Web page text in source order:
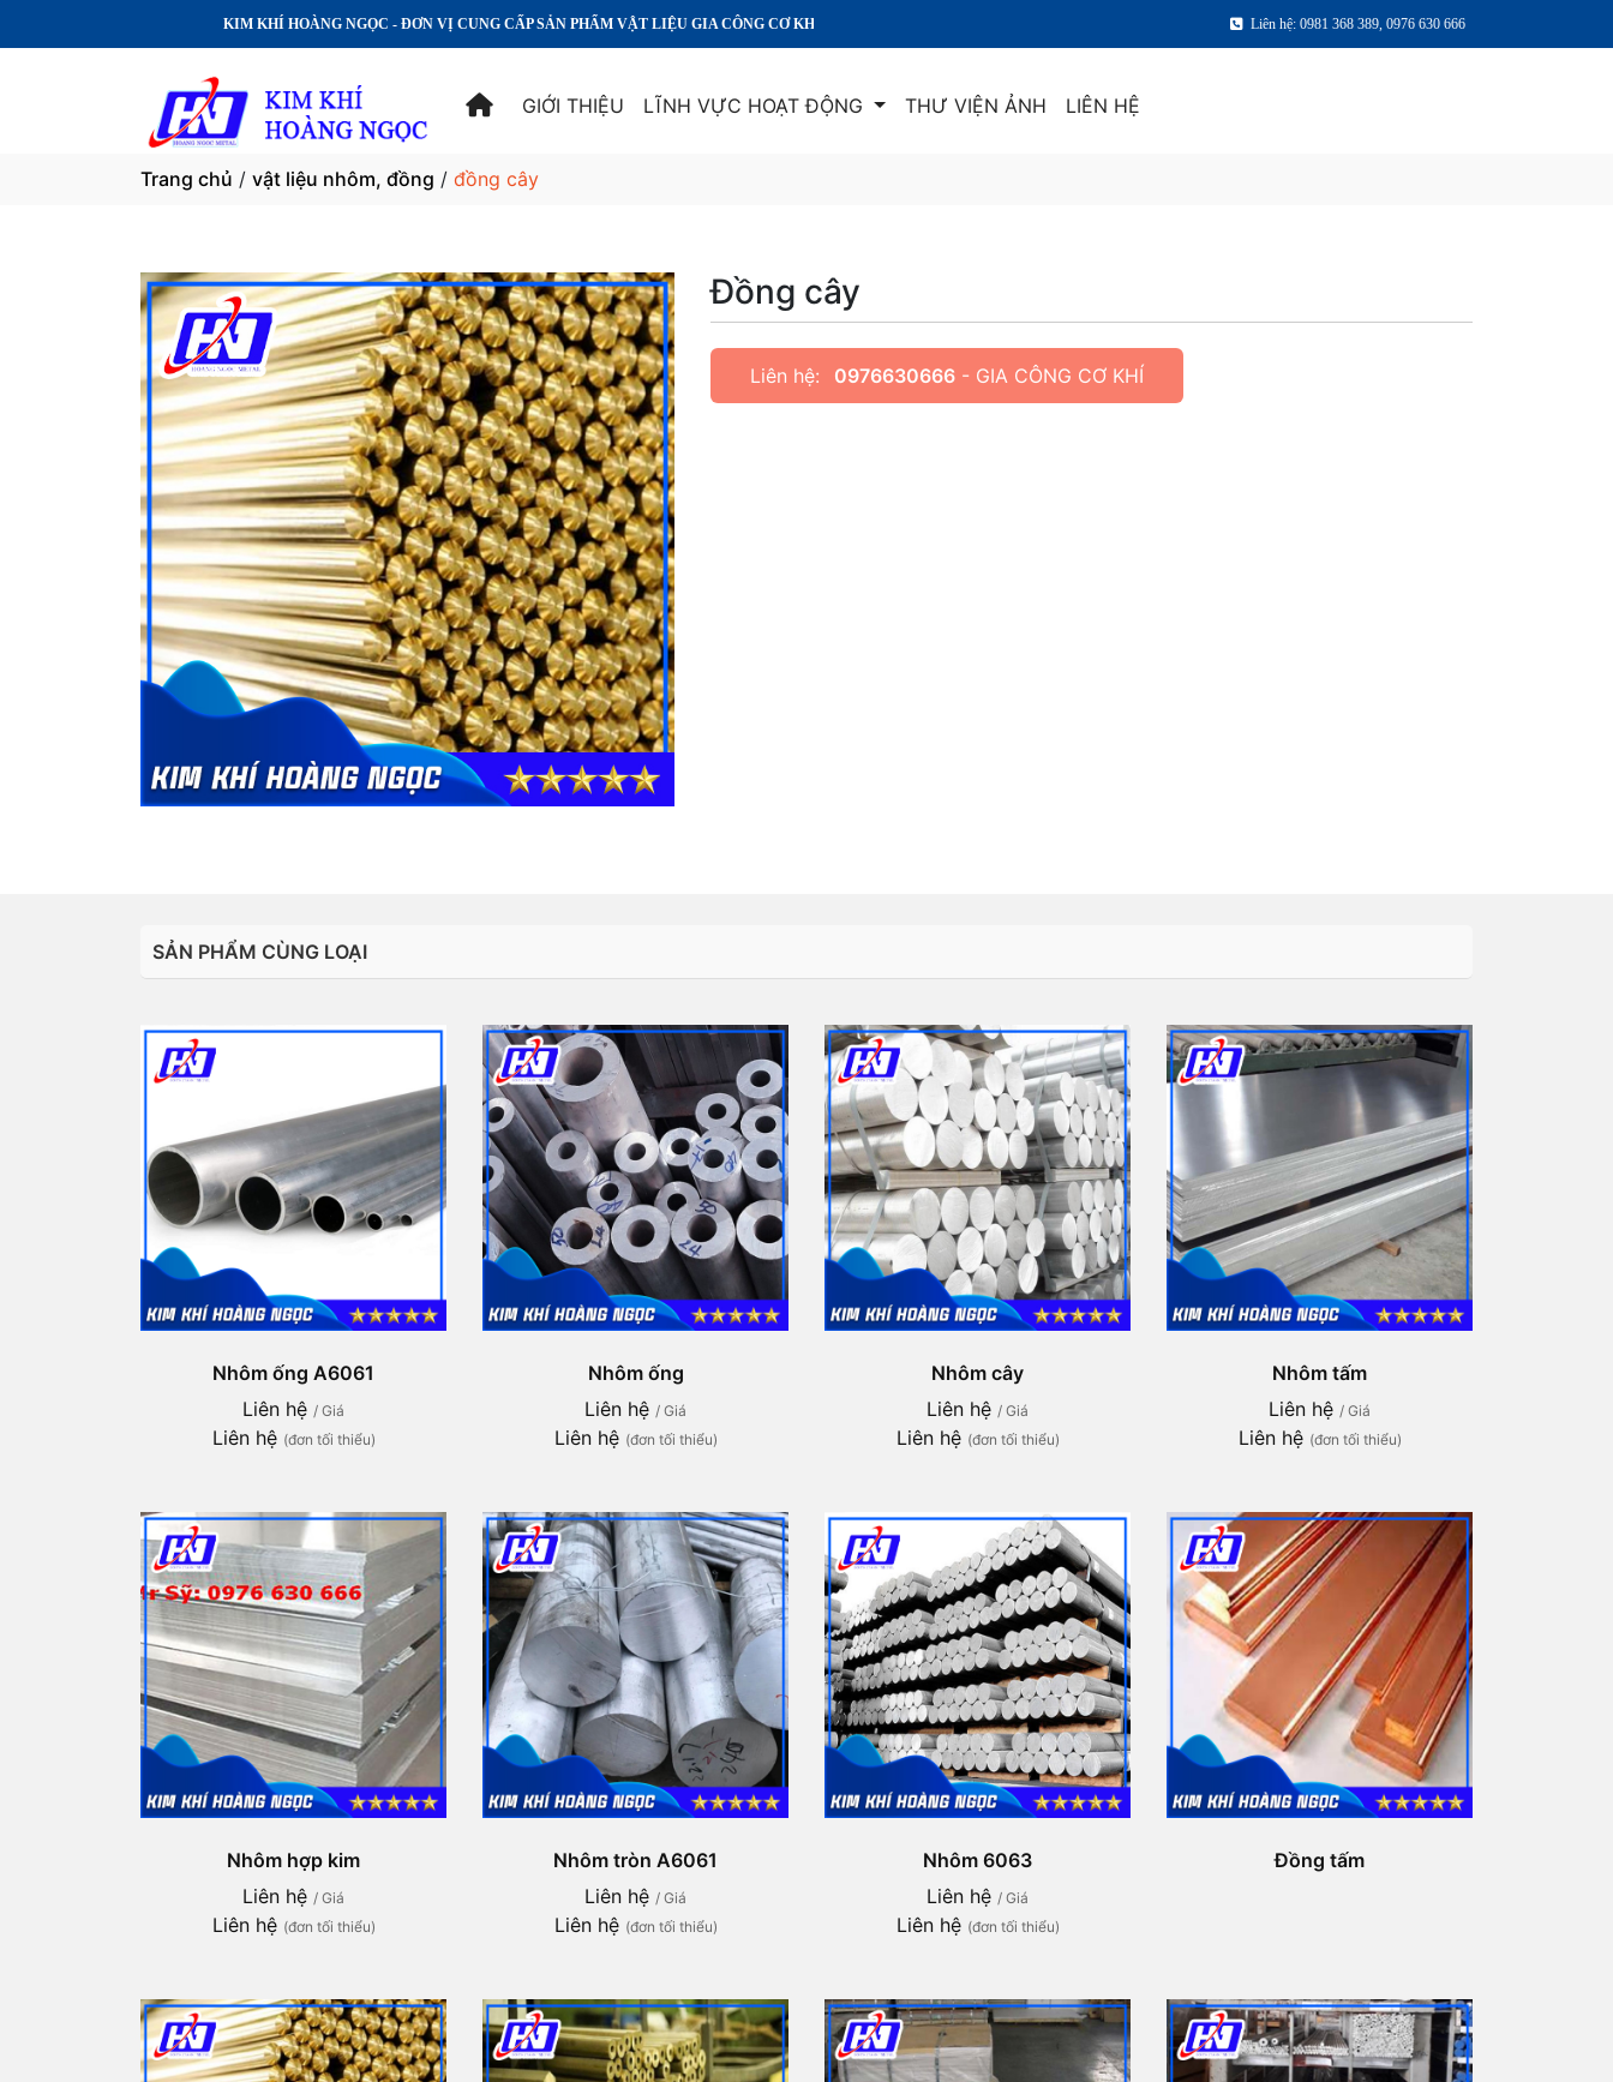
KIM KHÍ HOÀNG NGỌC - ĐƠN VỊ CUNG CẤP SẢN PHẨM VẬT LIỆU GIA CÔNG CƠ KHÍ CHÍNH XÁC CHẤT LƯỢNG HÀNG ĐẦU Liên hệ: 0981 368 389, 0976 630 666
GIỚI THIỆU LĨNH VỰC HOẠT ĐỘNG THƯ VIỆN ẢNH LIÊN HỆ
Trang chủ / vật liệu nhôm, đồng / đồng cây
Đồng cây
Liên hệ: 0976630666- GIA CÔNG CƠ KHÍ
SẢN PHẨM CÙNG LOẠI
Nhôm ống A6061
Liên hệ / Giá
Liên hệ (đơn tối thiểu)
Nhôm ống
Liên hệ / Giá
Liên hệ (đơn tối thiểu)
Nhôm cây
Liên hệ / Giá
Liên hệ (đơn tối thiểu)
Nhôm tấm
Liên hệ / Giá
Liên hệ (đơn tối thiểu)
Nhôm hợp kim
Liên hệ / Giá
Liên hệ (đơn tối thiểu)
Nhôm tròn A6061
Liên hệ / Giá
Liên hệ (đơn tối thiểu)
Nhôm 6063
Liên hệ / Giá
Liên hệ (đơn tối thiểu)
Đồng tấm